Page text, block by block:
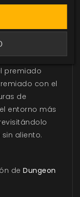
descubrir
premiado
con el
de
entorno más
aliento.
de Dungeon